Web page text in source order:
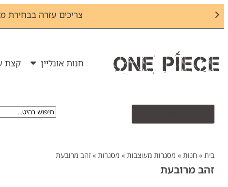
צריכים עזרה בבחירת
חנות אונליין קצת
בית » חנות » מסגרות מעוצבות » מסגרות » זהב מרובעת
זהב מרובעת